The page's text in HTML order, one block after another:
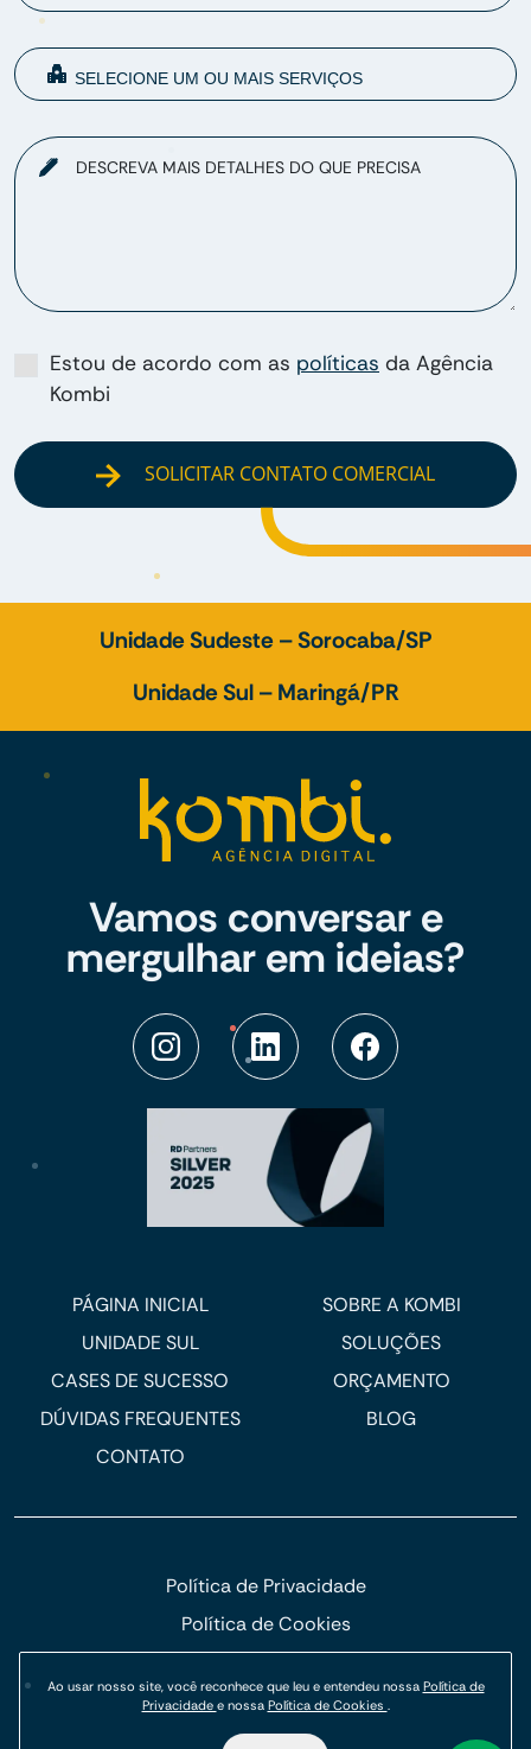
DESCREVA MAIS DETALHES DO QUE PRECISA
Estou de acordo com as políticas da Agência
Kombi
SOLICITAR CONTATO COMERCIAL
Unidade Sudeste – Sorocaba/SP
Unidade Sul – Maringá/PR
Vamos conversar e
mergulhar em ideias?
PÁGINA INICIAL
SOBRE A KOMBI
UNIDADE SUL
SOLUÇÕES
CASES DE SUCESSO
ORÇAMENTO
DÚVIDAS FREQUENTES
BLOG
CONTATO
Política de Privacidade
Política de Cookies
Ao usar nosso site, você reconhece que leu e entendeu nossa Política de
Privacidade e nossa Política de Cookies .